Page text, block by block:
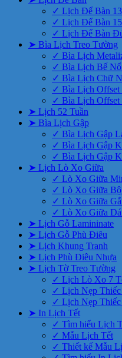
✓ Lịch Để Bàn
✓ Lịch Để Bàn
✓ Lịch Để Bàn
➤ Bìa Lịch Treo Tường
✓ Bìa Lịch
✓ Bìa Lịch Bế
✓ Bìa Lịch Chữ
✓ Bìa Lịch Offset
✓ Bìa Lịch Offset
➤ Lịch 52 Tuần
➤ Bìa Lịch Gập
✓ Bìa Lịch Gập
✓ Bìa Lịch Gập
✓ Bìa Lịch Gập
➤ Lịch Lò Xo Giữa
✓ Lò Xo Giữa
✓ Lò Xo Giữa Bộ
✓ Lò Xo Giữa
✓ Lò Xo Giữa
➤ Lịch Gỗ Lamininate
➤ Lịch Gỗ Phù Điêu
➤ Lịch Khung Tranh
➤ Lịch Phù Điêu Nhựa
➤ Lịch Tờ Treo Tường
✓ Lịch Lò Xo 7
✓ Lịch Nẹp
✓ Lịch Nẹp
➤ In Lịch Tết
✓ Tìm hiểu Lịch
✓ Mẫu Lịch Tết
✓ Thiết kế Mẫu